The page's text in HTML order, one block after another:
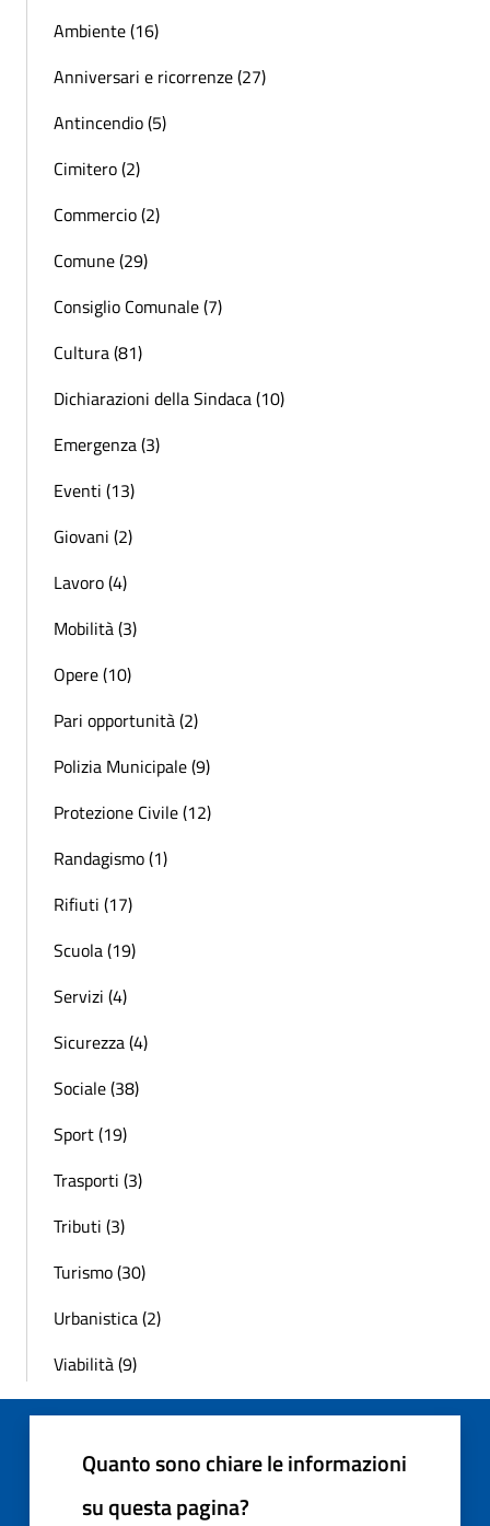
Ambiente (16)
Anniversari e ricorrenze (27)
Antincendio (5)
Cimitero (2)
Commercio (2)
Comune (29)
Consiglio Comunale (7)
Cultura (81)
Dichiarazioni della Sindaca (10)
Emergenza (3)
Eventi (13)
Giovani (2)
Lavoro (4)
Mobilità (3)
Opere (10)
Pari opportunità (2)
Polizia Municipale (9)
Protezione Civile (12)
Randagismo (1)
Rifiuti (17)
Scuola (19)
Servizi (4)
Sicurezza (4)
Sociale (38)
Sport (19)
Trasporti (3)
Tributi (3)
Turismo (30)
Urbanistica (2)
Viabilità (9)
Quanto sono chiare le informazioni
su questa pagina?